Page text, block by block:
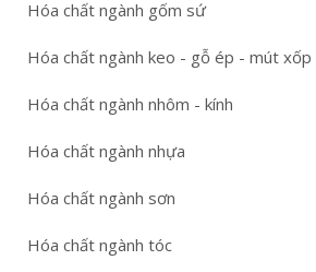
Hóa chất ngành gốm sứ
Hóa chất ngành keo - gỗ ép - mút xốp
Hóa chất ngành nhôm - kính
Hóa chất ngành nhựa
Hóa chất ngành sơn
Hóa chất ngành tóc